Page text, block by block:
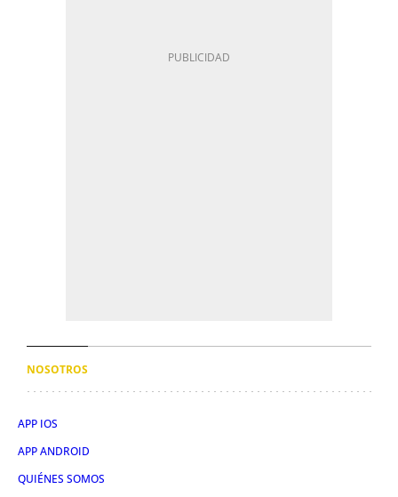
NOSOTROS
APP IOS
APP ANDROID
QUIÉNES SOMOS